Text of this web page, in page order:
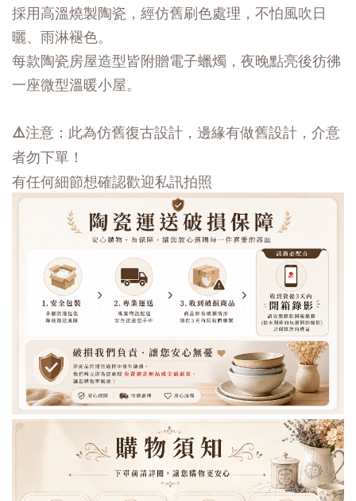
採用高溫燒製陶瓷，經仿舊刷色處理，不怕風吹日
曬、雨淋褪色。
每款陶瓷房屋造型皆附贈電子蠟燭，夜晚點亮後彷彿
一座微型溫暖小屋。
⚠️注意：此為仿舊復古設計，邊緣有做舊設計，介意
者勿下單！
有任何細節想確認歡迎私訊拍照